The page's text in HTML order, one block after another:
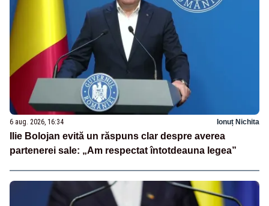
6 aug. 2026, 16:34 Ionuț Nichita
Ilie Bolojan evită un răspuns clar despre averea
partenerei sale: „Am respectat întotdeauna legea”